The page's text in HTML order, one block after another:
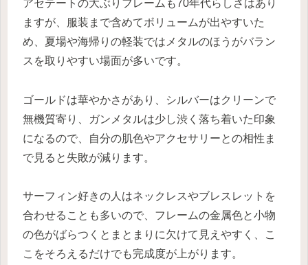
アセテートの大ぶりフレームも70年代らしさはあり
ますが、服装まで含めてボリュームが出やすいた
め、夏場や海帰りの軽装ではメタルのほうがバラン
スを取りやすい場面が多いです。
ゴールドは華やかさがあり、シルバーはクリーンで
無機質寄り、ガンメタルは少し渋く落ち着いた印象
になるので、自分の肌色やアクセサリーとの相性ま
で見ると失敗が減ります。
サーフィン好きの人はネックレスやブレスレットを
合わせることも多いので、フレームの金属色と小物
の色がばらつくとまとまりに欠けて見えやすく、こ
こをそろえるだけでも完成度が上がります。